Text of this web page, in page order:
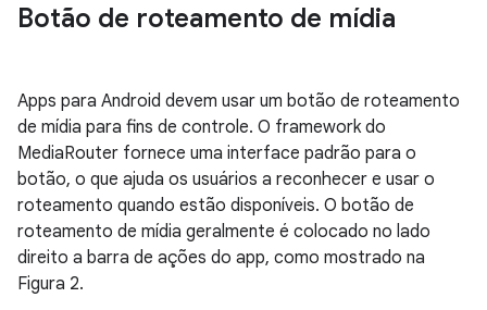
Botão de roteamento de mídia
Apps para Android devem usar um botão de roteamento
de mídia para fins de controle. O framework do
MediaRouter fornece uma interface padrão para o
botão, o que ajuda os usuários a reconhecer e usar o
roteamento quando estão disponíveis. O botão de
roteamento de mídia geralmente é colocado no lado
direito a barra de ações do app, como mostrado na
Figura 2.